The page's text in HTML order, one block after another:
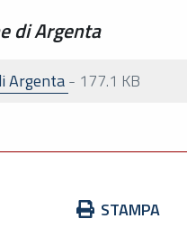
di Argenta
Argenta- 177.1 KB
STAMPA